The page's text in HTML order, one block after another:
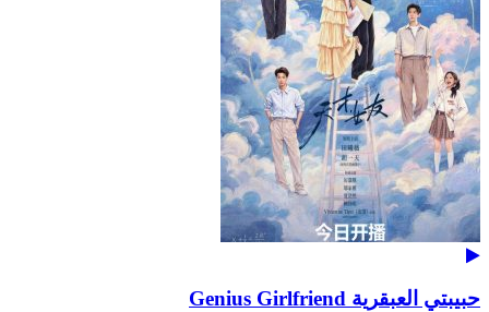
حبيبتي العبقرية Genius Girlfriend